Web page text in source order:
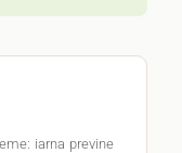
iarna previne